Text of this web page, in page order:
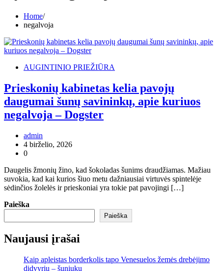
Home
negalvoja
AUGINTINIO PRIEŽIŪRA
Prieskonių kabinetas kelia pavojų
daugumai šunų savininkų, apie kuriuos
negalvoja – Dogster
admin
4 birželio, 2026
0
Daugelis žmonių žino, kad šokoladas šunims draudžiamas. Mažiau
suvokia, kad kai kurios šiuo metu dažniausiai virtuvės spintelėje
sėdinčios žolelės ir prieskoniai yra tokie pat pavojingi […]
Paieška
Paieška
Naujausi įrašai
Kaip apleistas borderkolis tapo Venesuelos žemės drebėjimo
didvyriu – šuniuku